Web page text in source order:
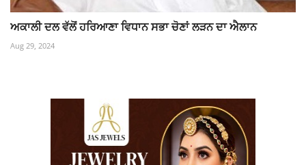
ਅਕਾਲੀ ਦਲ ਵੱਲੋਂ ਹਰਿਆਣਾ ਵਿਧਾਨ ਸਭਾ ਚੋਣਾਂ ਲੜਨ ਦਾ ਐਲਾਨ
Aug 29, 2024